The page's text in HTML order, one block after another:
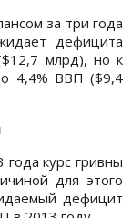
за три года
дефицита
млрд), но к
4,4% ВВП ($9,4
курс гривны
для этого
дефицит